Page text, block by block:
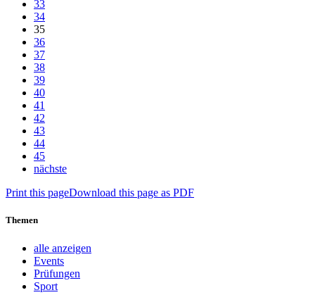
33
34
35
36
37
38
39
40
41
42
43
44
45
nächste
Print this pageDownload this page as PDF
Themen
alle anzeigen
Events
Prüfungen
Sport